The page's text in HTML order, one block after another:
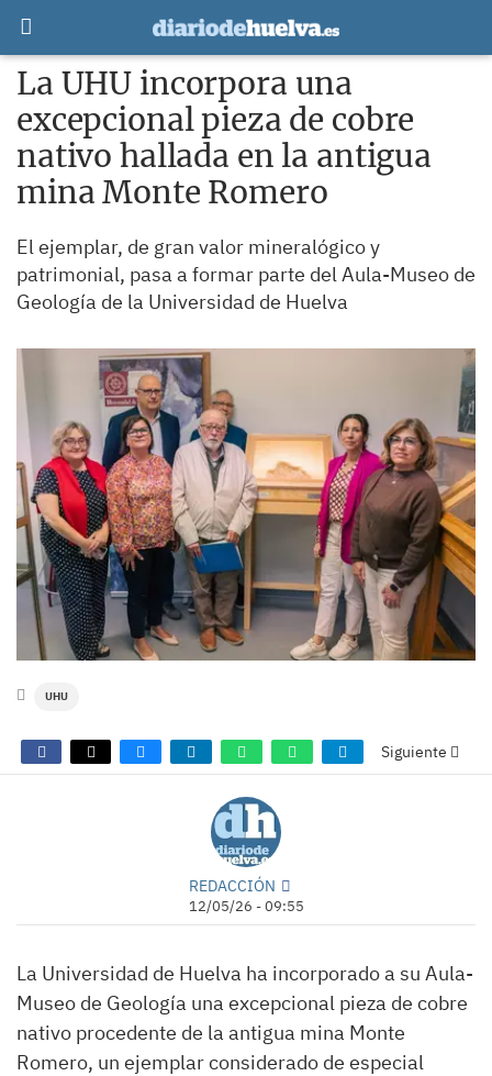
La UHU incorpora una
excepcional pieza de cobre
nativo hallada en la antigua
mina Monte Romero
El ejemplar, de gran valor mineralógico y
patrimonial, pasa a formar parte del Aula-Museo de
Geología de la Universidad de Huelva
UHU
Siguiente
REDACCIÓN
12/05/26 - 09:55
La Universidad de Huelva ha incorporado a su Aula-
Museo de Geología una excepcional pieza de cobre
nativo procedente de la antigua mina Monte
Romero, un ejemplar considerado de especial